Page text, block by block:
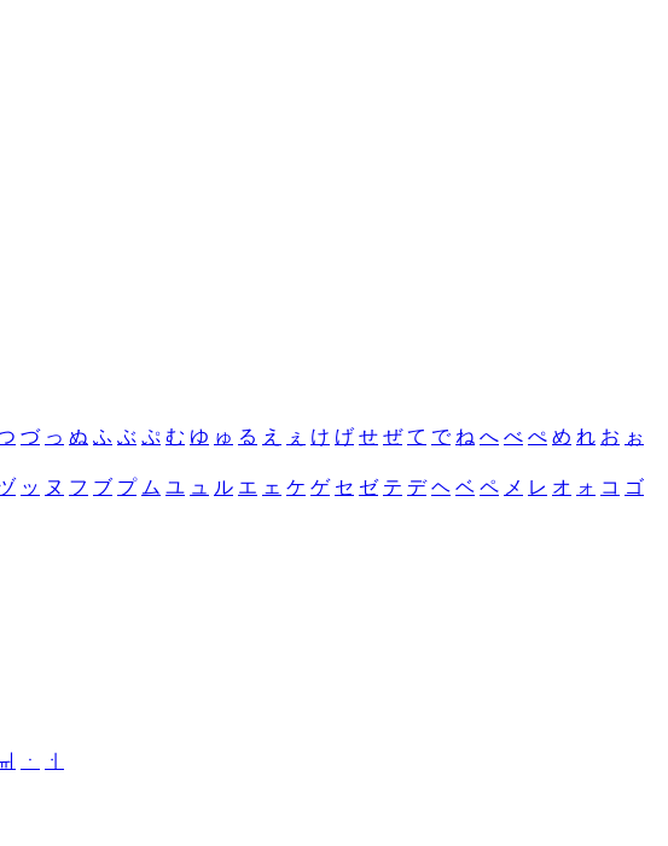
づ っ ぬ ふ ぶ ぷ む ゆ ゅ る え ぇ け げ せ ぜ て で ね へ べ ぺ め れ お ぉ
ッ ヌ フ ブ プ ム ユ ュ ル エ ェ ケ ゲ セ ゼ テ デ ヘ ベ ペ メ レ オ ォ コ ゴ
ㆍ
ㆎ